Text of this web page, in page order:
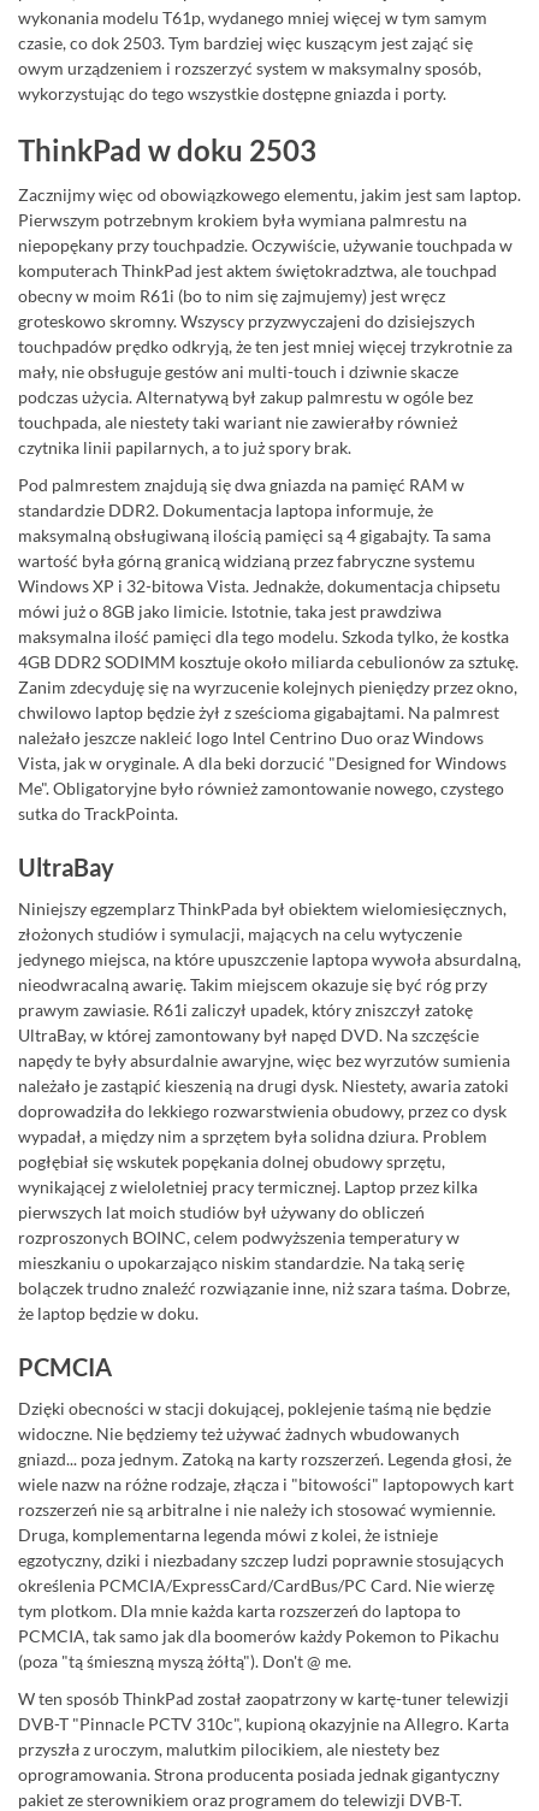
wykonania modelu T61p, wydanego mniej więcej w tym samym
czasie, co dok 2503. Tym bardziej więc kuszącym jest zająć się
owym urządzeniem i rozszerzyć system w maksymalny sposób,
wykorzystując do tego wszystkie dostępne gniazda i porty.
ThinkPad w doku 2503
Zacznijmy więc od obowiązkowego elementu, jakim jest sam laptop.
Pierwszym potrzebnym krokiem była wymiana palmrestu na
niepopękany przy touchpadzie. Oczywiście, używanie touchpada w
komputerach ThinkPad jest aktem świętokradztwa, ale touchpad
obecny w moim R61i (bo to nim się zajmujemy) jest wręcz
groteskowo skromny. Wszyscy przyzwyczajeni do dzisiejszych
touchpadów prędko odkryją, że ten jest mniej więcej trzykrotnie za
mały, nie obsługuje gestów ani multi-touch i dziwnie skacze
podczas użycia. Alternatywą był zakup palmrestu w ogóle bez
touchpada, ale niestety taki wariant nie zawierałby również
czytnika linii papilarnych, a to już spory brak.
Pod palmrestem znajdują się dwa gniazda na pamięć RAM w
standardzie DDR2. Dokumentacja laptopa informuje, że
maksymalną obsługiwaną ilością pamięci są 4 gigabajty. Ta sama
wartość była górną granicą widzianą przez fabryczne systemu
Windows XP i 32-bitowa Vista. Jednakże, dokumentacja chipsetu
mówi już o 8GB jako limicie. Istotnie, taka jest prawdziwa
maksymalna ilość pamięci dla tego modelu. Szkoda tylko, że kostka
4GB DDR2 SODIMM kosztuje około miliarda cebulionów za sztukę.
Zanim zdecyduję się na wyrzucenie kolejnych pieniędzy przez okno,
chwilowo laptop będzie żył z sześcioma gigabajtami. Na palmrest
należało jeszcze nakleić logo Intel Centrino Duo oraz Windows
Vista, jak w oryginale. A dla beki dorzucić "Designed for Windows
Me". Obligatoryjne było również zamontowanie nowego, czystego
sutka do TrackPointa.
UltraBay
Niniejszy egzemplarz ThinkPada był obiektem wielomiesięcznych,
złożonych studiów i symulacji, mających na celu wytyczenie
jedynego miejsca, na które upuszczenie laptopa wywoła absurdalną,
nieodwracalną awarię. Takim miejscem okazuje się być róg przy
prawym zawiasie. R61i zaliczył upadek, który zniszczył zatokę
UltraBay, w której zamontowany był napęd DVD. Na szczęście
napędy te były absurdalnie awaryjne, więc bez wyrzutów sumienia
należało je zastąpić kieszenią na drugi dysk. Niestety, awaria zatoki
doprowadziła do lekkiego rozwarstwienia obudowy, przez co dysk
wypadał, a między nim a sprzętem była solidna dziura. Problem
pogłębiał się wskutek popękania dolnej obudowy sprzętu,
wynikającej z wieloletniej pracy termicznej. Laptop przez kilka
pierwszych lat moich studiów był używany do obliczeń
rozproszonych BOINC, celem podwyższenia temperatury w
mieszkaniu o upokarzająco niskim standardzie. Na taką serię
bolączek trudno znaleźć rozwiązanie inne, niż szara taśma. Dobrze,
że laptop będzie w doku.
PCMCIA
Dzięki obecności w stacji dokującej, poklejenie taśmą nie będzie
widoczne. Nie będziemy też używać żadnych wbudowanych
gniazd... poza jednym. Zatoką na karty rozszerzeń. Legenda głosi, że
wiele nazw na różne rodzaje, złącza i "bitowości" laptopowych kart
rozszerzeń nie są arbitralne i nie należy ich stosować wymiennie.
Druga, komplementarna legenda mówi z kolei, że istnieje
egzotyczny, dziki i niezbadany szczep ludzi poprawnie stosujących
określenia PCMCIA/ExpressCard/CardBus/PC Card. Nie wierzę
tym plotkom. Dla mnie każda karta rozszerzeń do laptopa to
PCMCIA, tak samo jak dla boomerów każdy Pokemon to Pikachu
(poza "tą śmieszną myszą żółtą"). Don't @ me.
W ten sposób ThinkPad został zaopatrzony w kartę-tuner telewizji
DVB-T "Pinnacle PCTV 310c", kupioną okazyjnie na Allegro. Karta
przyszła z uroczym, malutkim pilocikiem, ale niestety bez
oprogramowania. Strona producenta posiada jednak gigantyczny
pakiet ze sterownikiem oraz programem do telewizji DVB-T.